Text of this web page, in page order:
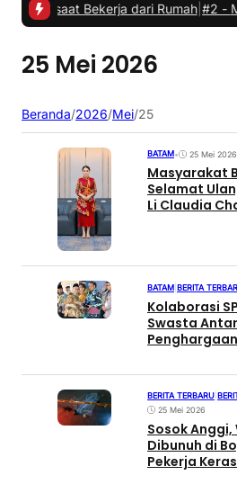
Bekerja dari Rumah|#2 -Masalah
25 Mei 2026
Beranda/2026/Mei/25
BATAM• 25 Mei 2026
Masyarakat
Selamat
Li Claudia
BATAM BERITA
Kolaborasi
Swasta
BERITA TERBARU
25 Mei 2026
Sosok
Dibunuh di
Pekerja Keras